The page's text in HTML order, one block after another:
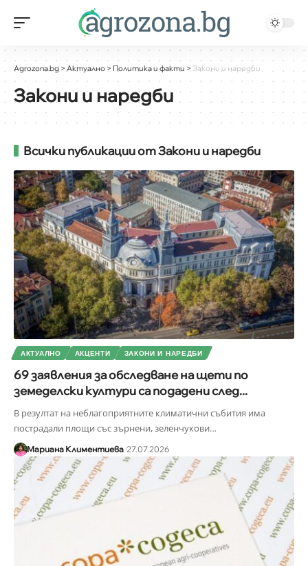
Agrozona.bg > Актуално > Политика и факти >Закони и наредби
Закони и наредби
Всички публикации от Закони и наредби
АКТУАЛНО АКЦЕНТИ ЗАКОНИ И НАРЕДБИ
69 заявления за обследване на щети по
земеделски култури са подадени след...
В резултат на неблагоприятните климатични събития има
пострадали площи със зърнени, зеленчукови…
Мариана Климентиева 27.07.2026